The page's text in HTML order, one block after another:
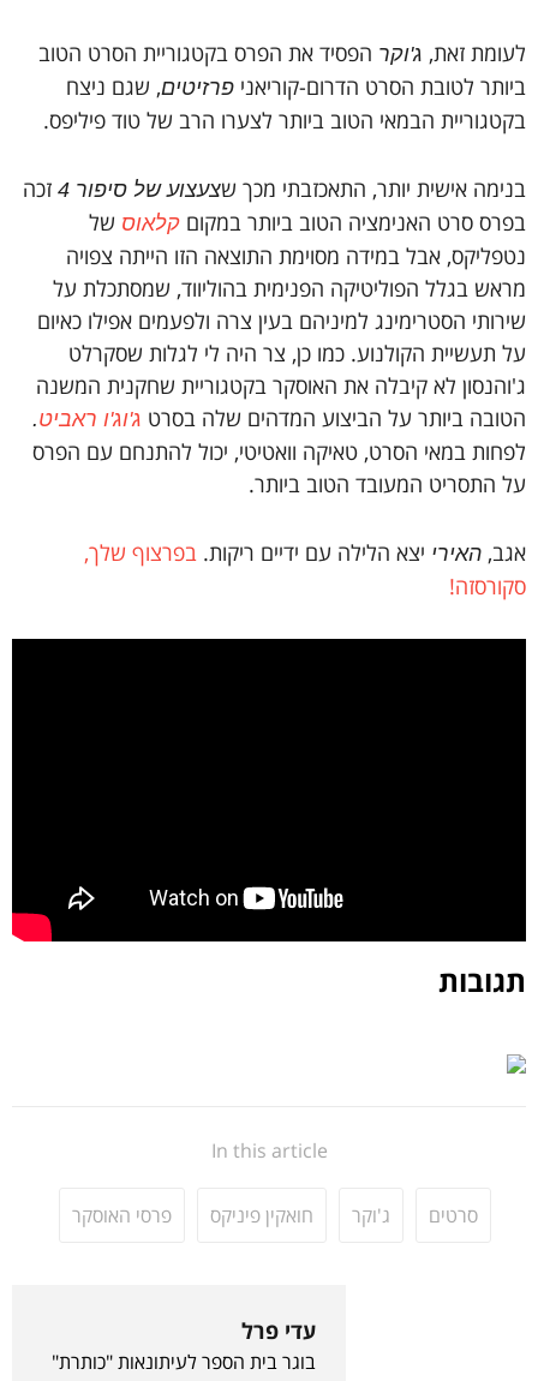
לעומת זאת, ג'וקר הפסיד את הפרס בקטגוריית הסרט הטוב
ביותר לטובת הסרט הדרום-קוריאני פרזיטים, שגם ניצח
בקטגוריית הבמאי הטוב ביותר לצערו הרב של טוד פיליפס.
בנימה אישית יותר, התאכזבתי מכך שצעצוע של סיפור 4
זכה
בפרס סרט האנימציה הטוב ביותר במקום קלאוס של
נטפליקס, אבל במידה מסוימת התוצאה הזו הייתה צפויה
מראש בגלל הפוליטיקה הפנימית בהוליווד, שמסתכלת על
שירותי הסטרימינג למיניהם בעין צרה ולפעמים אפילו כאיום
על תעשיית הקולנוע. כמו כן, צר היה לי לגלות שסקרלט
ג'והנסון לא קיבלה את האוסקר בקטגוריית שחקנית המשנה
הטובה ביותר על הביצוע המדהים שלה בסרט ג'וג'ו ראביט.
לפחות במאי הסרט, טאיקה וואטיטי, יכול להתנחם עם הפרס
על התסריט המעובד הטוב ביותר.
אגב, האירי יצא הלילה עם ידיים ריקות. בפרצוף שלך,
סקורסזה!
תגובות
In this article
סרטים ג'וקר חואקין פיניקס פרסי האוסקר
עדי פרל
בוגר בית הספר לעיתונאות "כותרת"